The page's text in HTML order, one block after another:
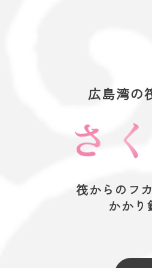
広島湾の
筏からのフ
かかり